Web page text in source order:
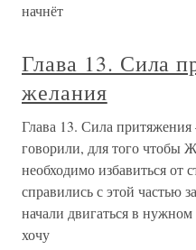
начнёт
Глава 13. Сила
желания
Глава 13. Сила
говорили, для того чтобы
необходимо избавиться
справились с этой частью
начали двигаться в
хочу